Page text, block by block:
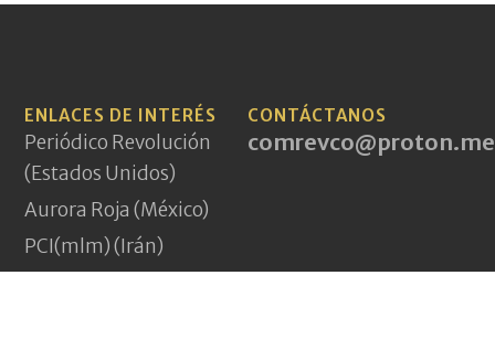
ENLACES DE INTERÉS
Periódico Revolución
(Estados Unidos)
Aurora Roja (México)
PCI(mlm) (Irán)
CONTÁCTANOS
comrevco@proton.me